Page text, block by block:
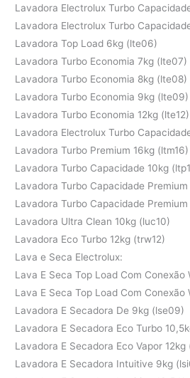
Lavadora Electrolux Turbo
Lavadora Electrolux Turbo
Lavadora Top Load 6kg (lte06)
Lavadora Turbo Economia 7kg (lte07)
Lavadora Turbo Economia 8kg (lte08)
Lavadora Turbo Economia 9kg (lte09)
Lavadora Turbo Economia 12kg (lte12)
Lavadora Electrolux Turbo
Lavadora Turbo Premium 16kg (ltm16)
Lavadora Turbo Capacidade 10kg
Lavadora Turbo Capacidade Premium
Lavadora Turbo Capacidade Premium
Lavadora Ultra Clean 10kg (luc10)
Lavadora Eco Turbo 12kg (trw12)
Lava e Seca Electrolux:
Lava E Seca Top Load Com Conexão
Lava E Seca Top Load Com Conexão
Lavadora E Secadora De 9kg (lse09)
Lavadora E Secadora Eco Turbo
Lavadora E Secadora Eco Vapor 12kg
Lavadora E Secadora Intuitive 9kg